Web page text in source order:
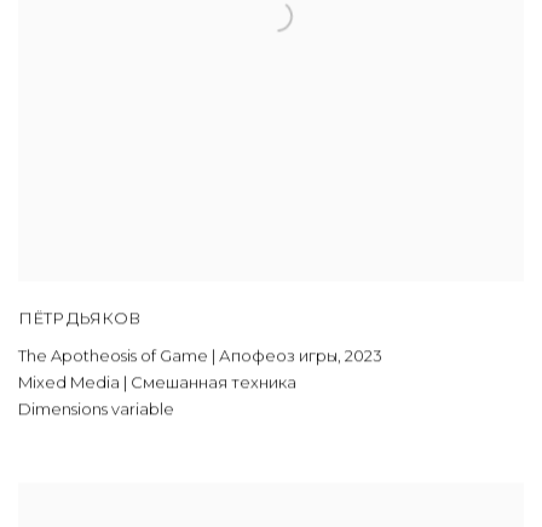
ПЁТР ДЬЯКОВ
The Apotheosis of Game | Апофеоз игры, 2023
Mixed Media | Смешанная техника
Dimensions variable